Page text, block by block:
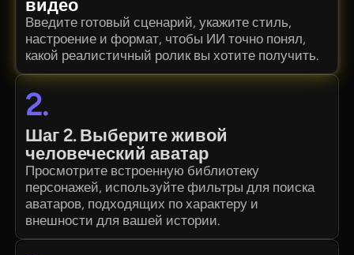
видео
Введите готовый сценарий, укажите стиль,
настроение и формат, чтобы ИИ точно понял,
какой реалистичный ролик вы хотите получить.
2.
Шаг 2. Выберите живой
человеческий аватар
Просмотрите встроенную библиотеку
персонажей, используйте фильтры для поиска
аватаров, подходящих по характеру и
внешности для вашей истории.